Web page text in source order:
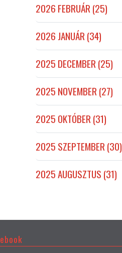
2026 FEBRUÁR (25)
2026 JANUÁR (34)
2025 DECEMBER (25)
2025 NOVEMBER (27)
2025 OKTÓBER (31)
2025 SZEPTEMBER (30)
2025 AUGUSZTUS (31)